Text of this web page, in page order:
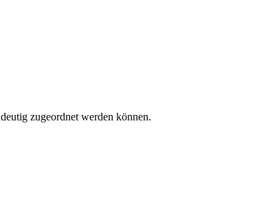
zugeordnet werden können.